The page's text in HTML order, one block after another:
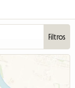
Filtros